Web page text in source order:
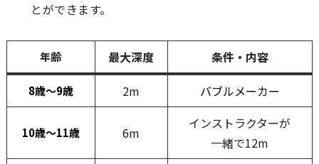
とができます。
年齢 最大深度 条件・内容
8歳～9歳 2m バブルメーカー
10歳～11歳 6m
インストラクターが
一緒で12m